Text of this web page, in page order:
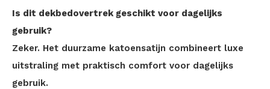
Is dit dekbedovertrek geschikt voor dagelijks
gebruik?
Zeker. Het duurzame katoensatijn combineert luxe
uitstraling met praktisch comfort voor dagelijks
gebruik.